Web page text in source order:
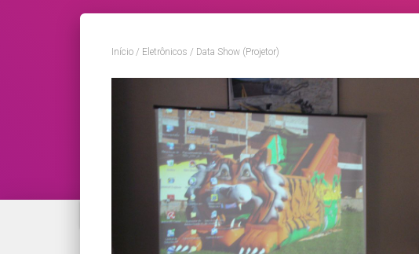
Início / Eletrônicos / Data Show (Projetor)